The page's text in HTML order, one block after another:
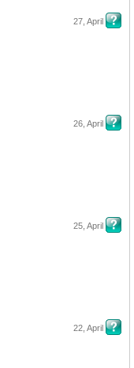
27, April
26, April
25, April
22, April